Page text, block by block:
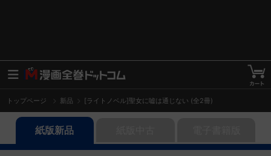
トップページ 新品 [ライトノベル]聖女に嘘は通じない (全2冊)
紙版新品